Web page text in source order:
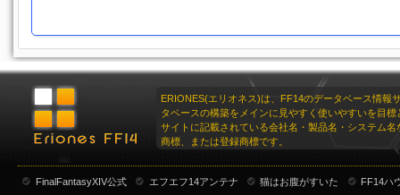
ERIONES(エリオネス)は、FF14のデータベース情報
タベースの構築をメインに見やすく使いやすいを目標
サイトに記載されている会社名・製品名・システム名
商標、または登録商標です。
FinalFantasyXIV公式 エフエフ14アンテナ 猫はお腹がすいた
FF14ハ